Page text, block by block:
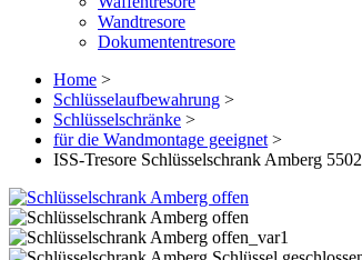
Wandtresore
Dokumententresore
Home >
Schlüsselaufbewahrung >
Schlüsselschränke >
für die Wandmontage geeignet >
ISS-Tresore Schlüsselschrank Amberg 5502